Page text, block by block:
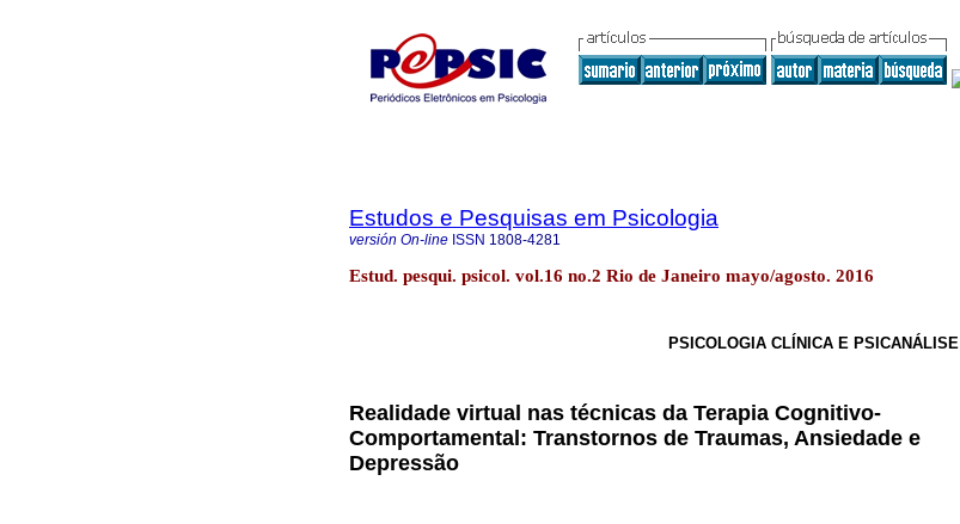
Estudos e Pesquisas em Psicologia
versión On-line ISSN 1808-4281
Estud. pesqui. psicol. vol.16 no.2 Rio de Janeiro mayo/agosto. 2016
PSICOLOGIA CLÍNICA E PSICANÁLISE
Realidade virtual nas técnicas da Terapia Cognitivo-
Comportamental: Transtornos de Traumas, Ansiedade e
Depressão